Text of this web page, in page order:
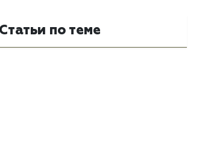
Статьи по теме